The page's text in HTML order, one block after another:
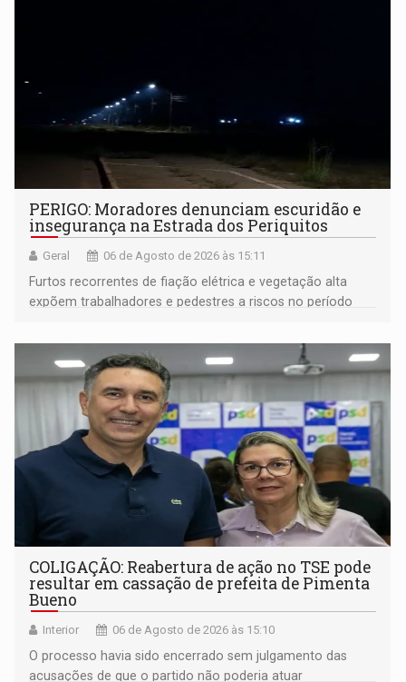
PERIGO: Moradores denunciam escuridão e
insegurança na Estrada dos Periquitos
Geral 06 de Agosto de 2026 às 15:11
Furtos recorrentes de fiação elétrica e vegetação alta
expõem trabalhadores e pedestres a riscos no período
COLIGAÇÃO: Reabertura de ação no TSE pode
resultar em cassação de prefeita de Pimenta
Bueno
Interior 06 de Agosto de 2026 às 15:10
O processo havia sido encerrado sem julgamento das
acusações de que o partido não poderia atuar